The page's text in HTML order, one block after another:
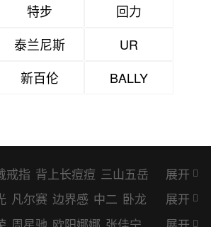
特步
回力
泰兰尼斯
UR
新百伦
BALLY
戒指 背上长痘痘 三山五岳
地
展开
凡尔赛 边界感 中二 卧龙
次元 KPI EMO CP BUG
展开